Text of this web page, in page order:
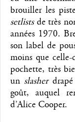
brouiller les
setlistsde très
années 1970.
son label de
moins que
pochette, très
unslasherdrapé
goût, auquel
d’Alice Cooper.